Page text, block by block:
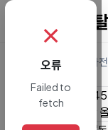
렌탈 디지털/가전
✗
오류
Failed to
fetch